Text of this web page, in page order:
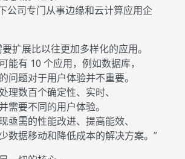
公司专门从事边缘和云计算应用企
扩展比以往更加多样化的应用。
能有 10 个应用，例如数据库，
问题对于用户体验并不重要。
理数百个确定性、实时、
需要不同的用户体验。
亟需的性能改进、提高能效、
数据移动和降低成本的解决方案。”